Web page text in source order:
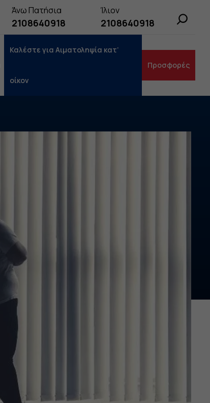
Άνω Πατήσια
2108640918
Ίλιον
2108640918
Καλέστε για Αιματοληψία κατ’
οίκον
Προσφορές